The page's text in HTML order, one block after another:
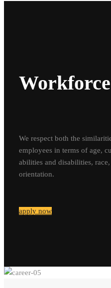
We respect both the
employees in terms of age,
abilities and disabilities,
orientation.
apply now